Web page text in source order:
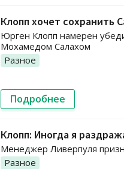
Клопп хочет сохранить
Юрген Клопп намерен
Мохамедом Салахом
Разное
Подробнее
Клопп: Иногда я
Менеджер Ливерпуля
Разное